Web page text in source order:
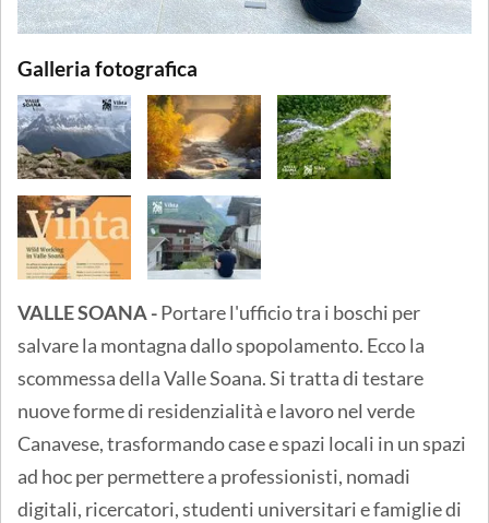
Galleria fotografica
VALLE SOANA -Portare l'ufficio tra i boschi per
salvare la montagna dallo spopolamento. Ecco la
scommessa della Valle Soana. Si tratta di testare
nuove forme di residenzialità e lavoro nel verde
Canavese, trasformando case e spazi locali in un spazi
ad hoc per permettere a professionisti, nomadi
digitali, ricercatori, studenti universitari e famiglie di